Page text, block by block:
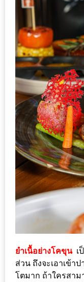
รับ
ประทาน
อาหาร
มูลค่า
1,000
บาท
ฟรี
3
รางวัล
วัน
สุด
พิเศษ
โปร
โม
ชั่น
ยำเนื้อย่างโคขุนเป็
ส่วน ถึงจะเอาเข้า
โตมาก ถ้าใครสาม